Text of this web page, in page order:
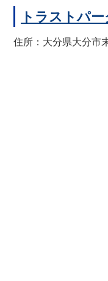
トラストパ
住所：大分県大分市